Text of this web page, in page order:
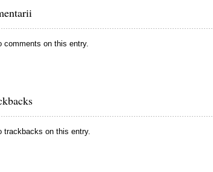
comments on this entry.
trackbacks on this entry.